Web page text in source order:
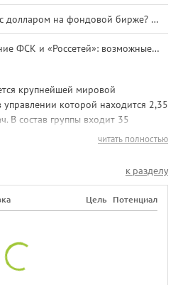
Что будет с долларом на фондовой бирже? Триумф российских ритейлеров и крах крупного золотодобытчика
Объединение ФСК и «Россетей»: возможные параметры допэмиссии и конвертации
крупнейшей мировой
управлении которой находится 2,35
В состав группы входит 35
компания магистрального
Деятельность ПАО «Россети»
и защиту
сети» был подписан
читать полностью
к разделу
Цель Потенциал